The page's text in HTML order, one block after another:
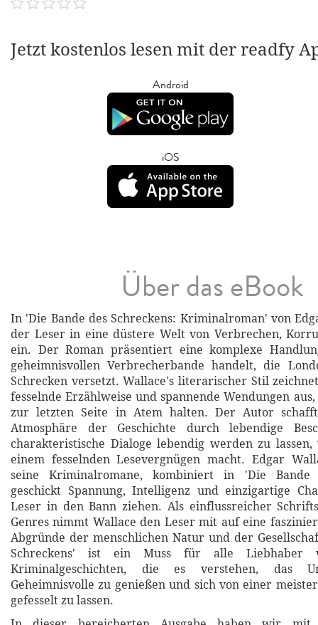
Jetzt kostenlos lesen mit der readfy
Android
iOS
Über das eBook
In 'Die Bande des Schreckens: Kriminalroman' von
der Leser in eine düstere Welt von Verbrechen,
ein. Der Roman präsentiert eine komplexe
geheimnisvollen Verbrecherbande handelt, die
Schrecken versetzt. Wallace's literarischer Stil
fesselnde Erzählweise und spannende Wendungen
zur letzten Seite in Atem halten. Der Autor
Atmosphäre der Geschichte durch lebendige
charakteristische Dialoge lebendig werden zu lassen,
einem fesselnden Lesevergnügen macht. Edgar
seine Kriminalromane, kombiniert in 'Die Bande
geschickt Spannung, Intelligenz und einzigartige
Leser in den Bann ziehen. Als einflussreicher
Genres nimmt Wallace den Leser mit auf eine
Abgründe der menschlichen Natur und der
Schreckens' ist ein Muss für alle Liebhaber
Kriminalgeschichten, die es verstehen, das
Geheimnisvolle zu genießen und sich von einer
gefesselt zu lassen.